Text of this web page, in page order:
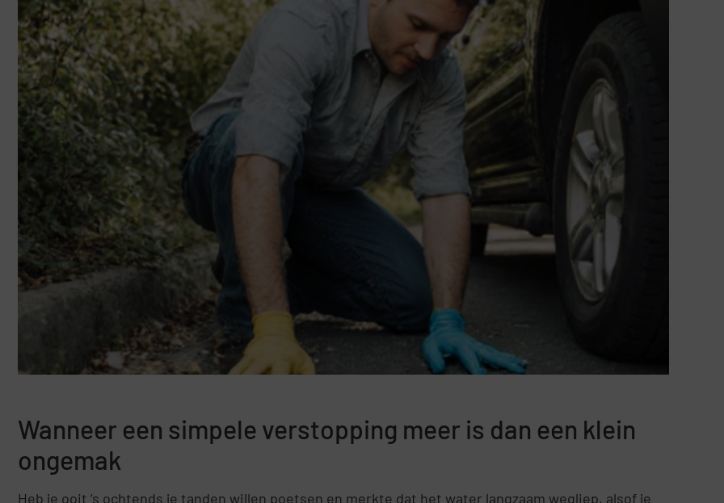
Wanneer een simpele verstopping meer is dan een klein
ongemak
Heb je ooit ’s ochtends je tanden willen poetsen en merkte dat het water langzaam wegliep, alsof je